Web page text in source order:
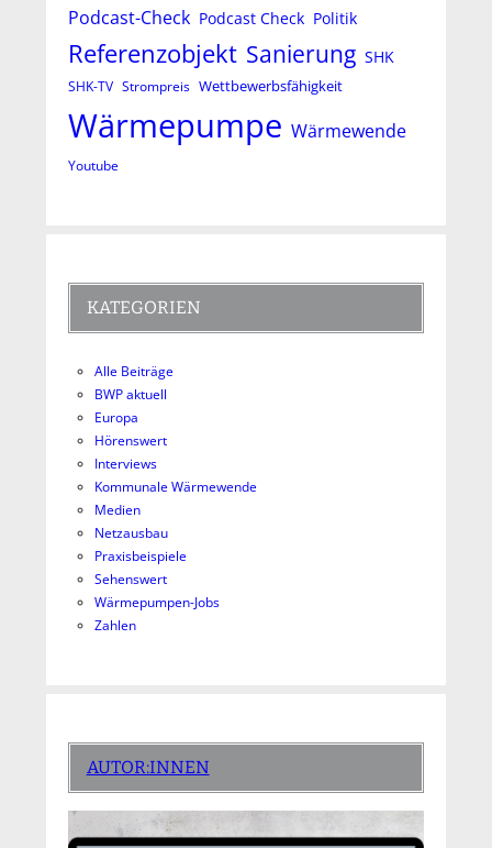
Podcast-Check Podcast Check Politik
Referenzobjekt Sanierung SHK
SHK-TV Strompreis Wettbewerbsfähigkeit
Wärmepumpe Wärmewende
Youtube
KATEGORIEN
Alle Beiträge
BWP aktuell
Europa
Hörenswert
Interviews
Kommunale Wärmewende
Medien
Netzausbau
Praxisbeispiele
Sehenswert
Wärmepumpen-Jobs
Zahlen
AUTOR:INNEN